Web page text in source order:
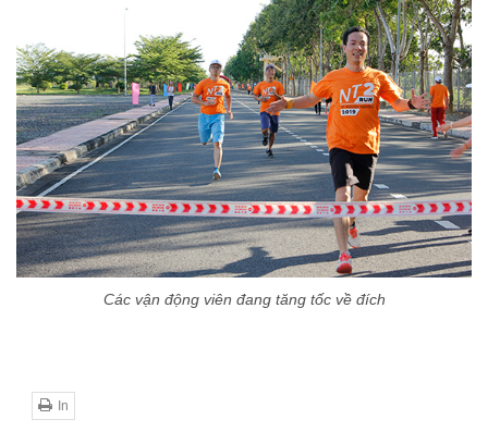
Các vận động viên đang tăng tốc về đích
In